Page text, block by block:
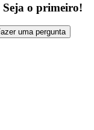
o primeiro!
uma pergunta